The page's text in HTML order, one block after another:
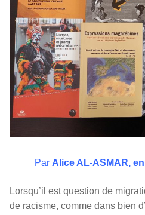
Par Alice AL-ASMAR,
Lorsqu’il est question de
de racisme, comme dans bien